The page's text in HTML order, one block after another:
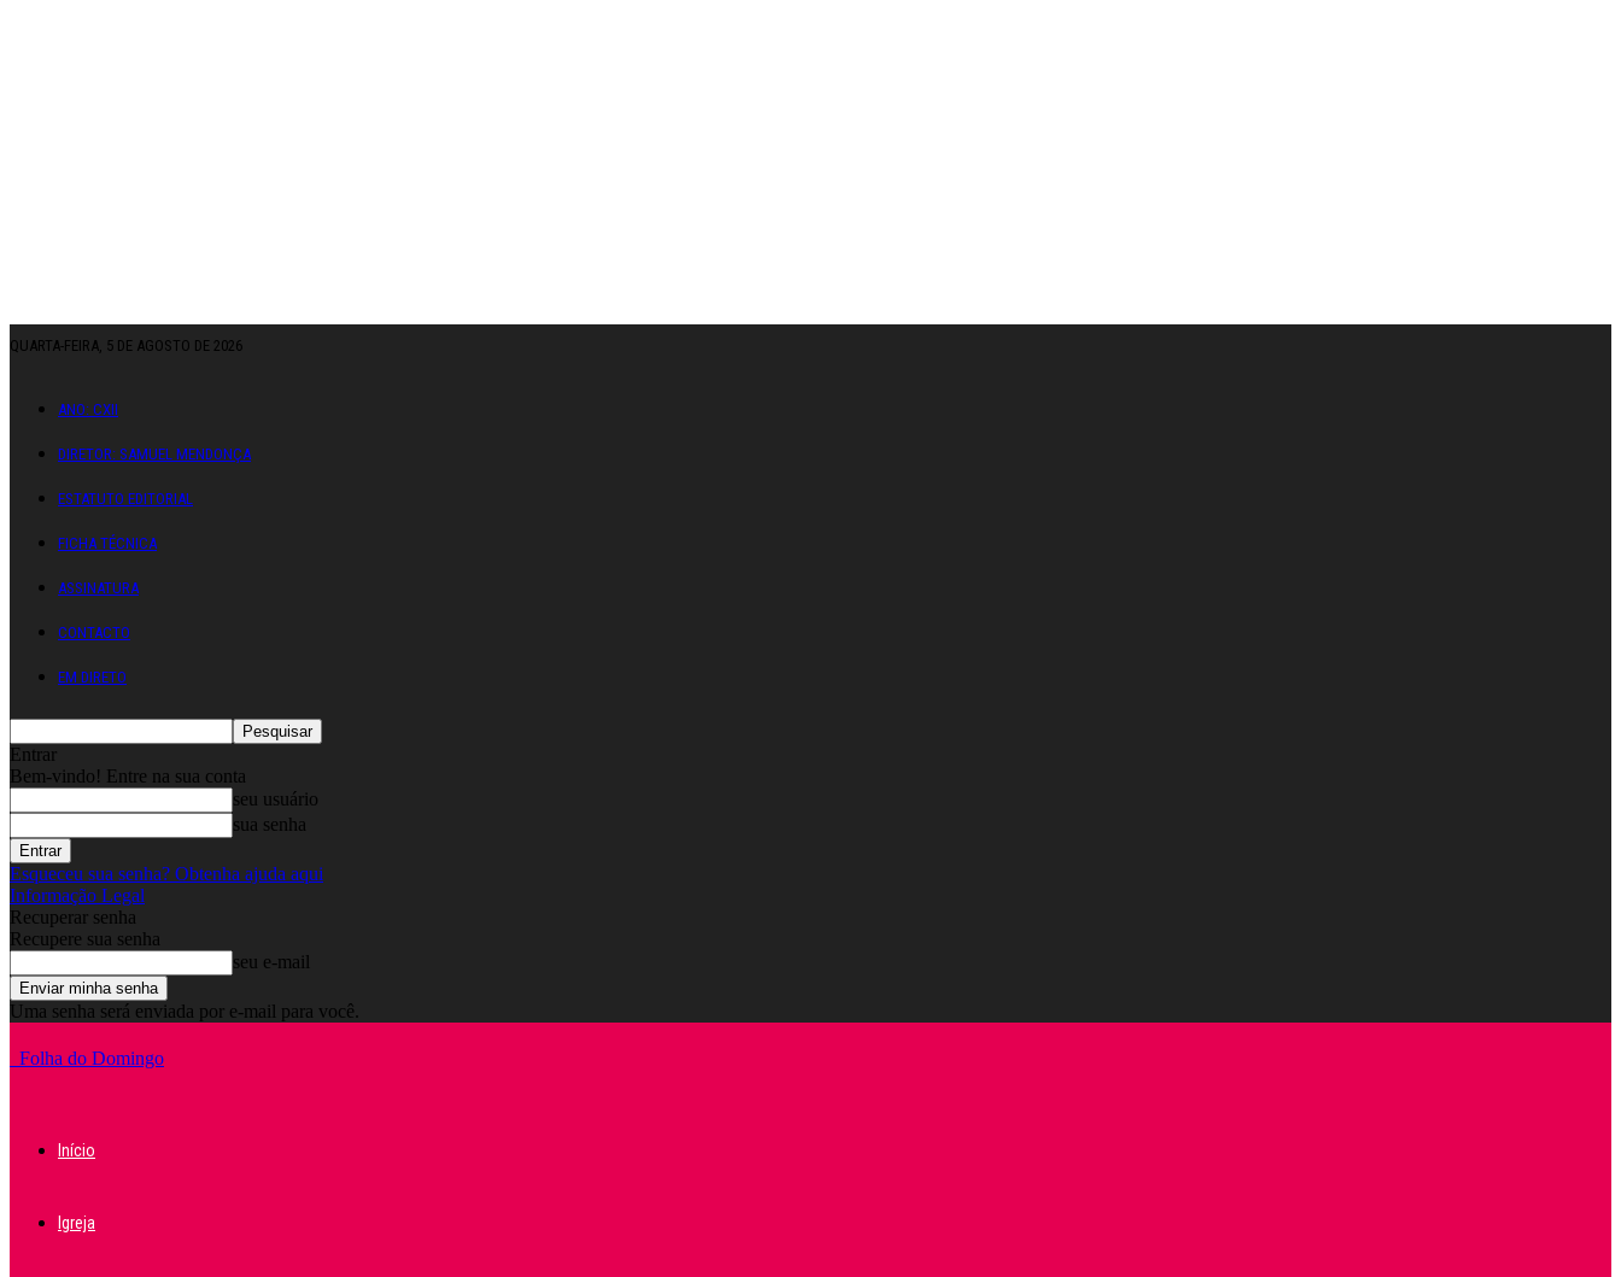
QUARTA-FEIRA, 5 DE AGOSTO DE 2026
ANO: CXII
DIRETOR: SAMUEL MENDONÇA
ESTATUTO EDITORIAL
FICHA TÉCNICA
ASSINATURA
CONTACTO
EM DIRETO
Entrar
Bem-vindo! Entre na sua conta
seu usuário
sua senha
Esqueceu sua senha? Obtenha ajuda aqui
Informação Legal
Recuperar senha
Recupere sua senha
seu e-mail
Uma senha será enviada por e-mail para você.
Folha do Domingo
Início
Igreja